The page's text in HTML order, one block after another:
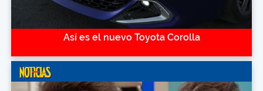
Así es el nuevo Toyota Corolla